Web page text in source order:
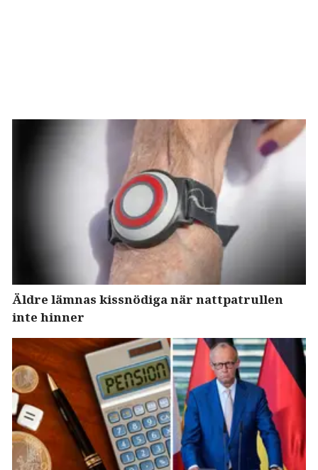
Äldre lämnas kissnödiga när nattpatrullen
inte hinner